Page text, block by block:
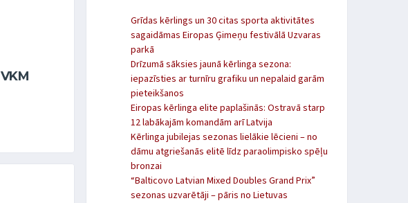
VKM
Grīdas kērlings un 30 citas sporta aktivitātes
sagaidāmas Eiropas Ģimeņu festivālā Uzvaras
parkā
Drīzumā sāksies jaunā kērlinga sezona:
iepazīsties ar turnīru grafiku un nepalaid garām
pieteikšanos
Eiropas kērlinga elite paplašinās: Ostravā starp
12 labākajām komandām arī Latvija
Kērlinga jubilejas sezonas lielākie lēcieni – no
dāmu atgriešanās elitē līdz paraolimpisko spēļu
bronzai
“Balticovo Latvian Mixed Doubles Grand Prix”
sezonas uzvarētāji – pāris no Lietuvas